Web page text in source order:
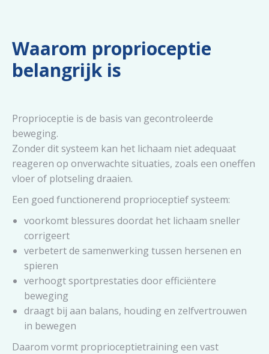
Waarom proprioceptie
belangrijk is
Proprioceptie is de basis van gecontroleerde
beweging.
Zonder dit systeem kan het lichaam niet adequaat
reageren op onverwachte situaties, zoals een oneffen
vloer of plotseling draaien.
Een goed functionerend proprioceptief systeem:
voorkomt blessures doordat het lichaam sneller
corrigeert
verbetert de samenwerking tussen hersenen en
spieren
verhoogt sportprestaties door efficiëntere
beweging
draagt bij aan balans, houding en zelfvertrouwen
in bewegen
Daarom vormt proprioceptietraining een vast